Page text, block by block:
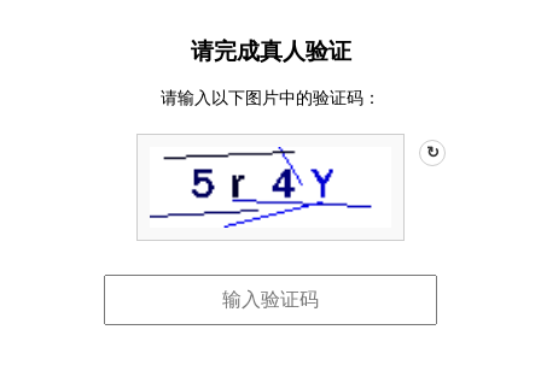
请完成真人验证
请输入以下图片中的验证码：
↻